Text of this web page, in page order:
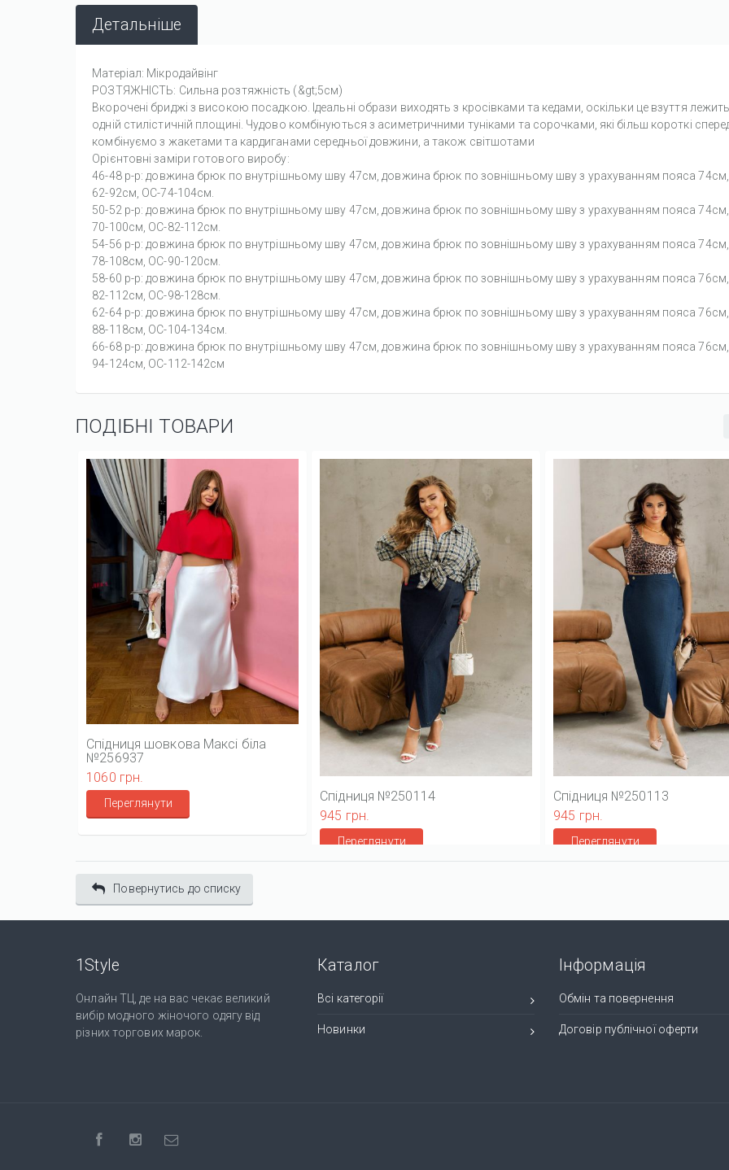
Детальніше
Матеріал: Мікродайвінг
РОЗТЯЖНІСТЬ: Сильна розтяжність (&gt;5см)
Вкорочені бриджі з високою посадкою. Ідеальні образи виходять з кросівками та кедами, оскільки це взуття
одній стилістичній площині. Чудово комбінуються з асиметричними туніками та сорочками, які більш короткі
комбінуємо з жакетами та кардиганами середньої довжини, а також світшотами
Орієнтовні заміри готового виробу:
46-48 р-р: довжина брюк по внутрішньому шву 47см, довжина брюк по зовнішньому шву з урахуванням пояса
62-92см, ОС-74-104см.
50-52 р-р: довжина брюк по внутрішньому шву 47см, довжина брюк по зовнішньому шву з урахуванням пояса
70-100см, ОС-82-112см.
54-56 р-р: довжина брюк по внутрішньому шву 47см, довжина брюк по зовнішньому шву з урахуванням пояса
78-108см, ОС-90-120см.
58-60 р-р: довжина брюк по внутрішньому шву 47см, довжина брюк по зовнішньому шву з урахуванням пояса
82-112см, ОС-98-128см.
62-64 р-р: довжина брюк по внутрішньому шву 47см, довжина брюк по зовнішньому шву з урахуванням пояса
88-118см, ОС-104-134см.
66-68 р-р: довжина брюк по внутрішньому шву 47см, довжина брюк по зовнішньому шву з урахуванням пояса
94-124см, ОС-112-142см
ПОДІБНІ ТОВАРИ
Спідниця шовкова Максі біла
№256937
1060 грн.
Переглянути
Спідниця №250114
945 грн.
Переглянути
Спідниця №250113
945 грн.
Переглянути
Повернутись до списку
1Style
Онлайн ТЦ, де на вас чекає великий
вибір модного жіночого одягу від
різних торгових марок.
Каталог
Всі категорії
Новинки
Інформація
Обмін та повернення
Договір публічної оферти